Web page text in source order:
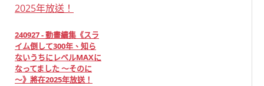
240927 - 動畫續集《スラ
イム倒して300年、知ら
ないうちにレベルMAXに
なってました ～そのに
～》將在2025年放送！